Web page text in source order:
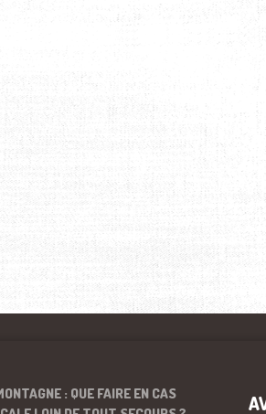
DU MONDE
: QUE FAIRE EN CAS